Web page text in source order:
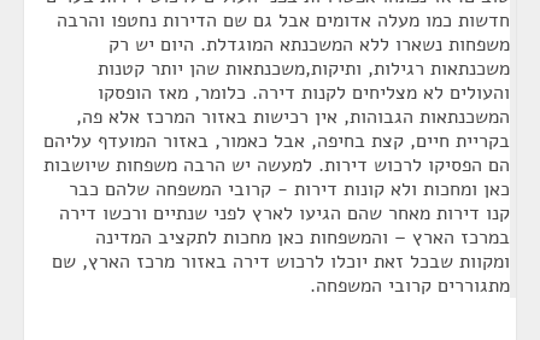
חדשות כמו מעלה אדומים אבל גם שם הדירות נחטפו והרבה
משפחות נשארו ללא המשכנתא המוגדלת. היום יש רק
משכנתאות רגילות, ותיקות,משכנתאות שהן יותר קטנות
והעולים לא מצליחים לקנות דירה. כלומר, מאז הופסקו
המשכנתאות הגבוהות, אין רכישות באזור המרכז אלא פה,
בקריית חיים, קצת בחיפה, אבל כאמור, באזור המועדף עליהם
הם הפסיקו לרכוש דירות. למעשה יש הרבה משפחות שיושבות
כאן ומחכות ולא קונות דירות - קרובי המשפחה שלהם כבר
קנו דירות מאחר שהם הגיעו לארץ לפני שנתיים ורכשו דירה
במרכז הארץ – והמשפחות כאן מחכות לתקציב המדינה
ומקוות שבכל זאת יוכלו לרכוש דירה באזור מרכז הארץ, שם
מתגוררים קרובי המשפחה.